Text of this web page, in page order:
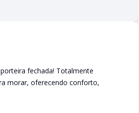
fechada! Totalmente
morar, oferecendo conforto,